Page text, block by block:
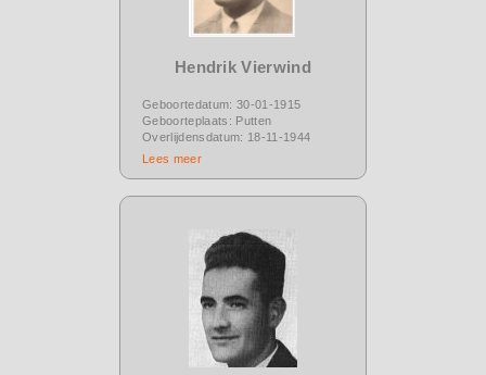
Hendrik Vierwind
Geboortedatum: 30-01-1915
Geboorteplaats: Putten
Overlijdensdatum: 18-11-1944
Lees meer